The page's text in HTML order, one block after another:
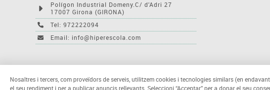
Polígon Industrial Domeny.C/ d'Adri 27
17007 Girona (GIRONA)
Tel: 972222094
Email: info@hiperescola.com
Nosaltres i tercers, com proveïdors de serveis, utilitzem cookies i tecnologies similars (en
el seu rendiment i per a publicar anuncis rellevants. Seleccioni “Acceptar” per a donar el seu